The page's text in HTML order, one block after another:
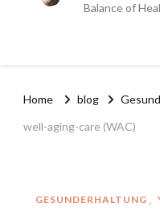
Balance of
Home blog
well-aging-care (WAC)
GESUNDERHALTUNG